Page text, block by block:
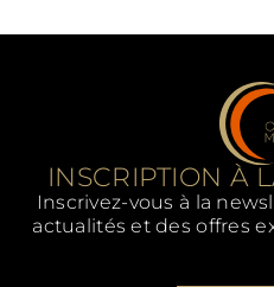
INSCRIPTION À
Inscrivez-vous à la
actualités et des offres